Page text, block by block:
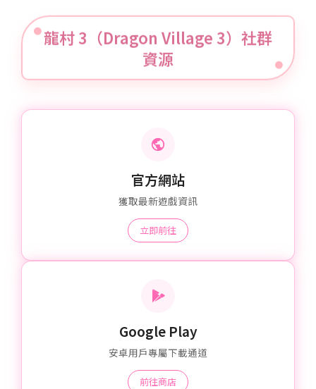
龍村 3（Dragon Village 3）社群
資源
官方網站
獲取最新遊戲資訊
立即前往
Google Play
安卓用戶專屬下載通道
前往商店